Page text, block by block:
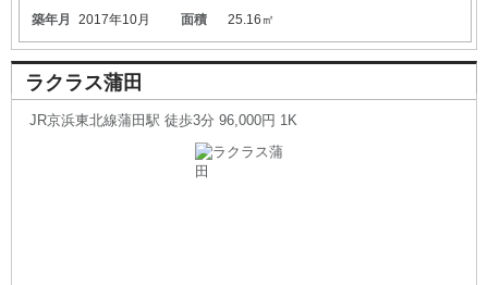
築年月 2017年10月 面積 25.16㎡
ラクラス蒲田
JR京浜東北線蒲田駅 徒歩3分 96,000円 1K